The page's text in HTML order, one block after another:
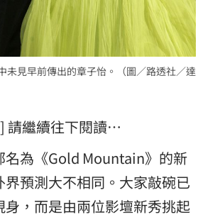
未見早前傳出的章子怡。（圖／路透社／達
請繼續往下閱讀…
名為《Gold Mountain》的新
預測大不相同。大家敲碗已
，而是由兩位影壇新秀挑起